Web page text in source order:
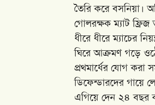
তৈরি করে বসনিয়া।
গোলরক্ষক ম্যাট ফ্রিজ
ধীরে ধীরে ম্যাচের
ঘিরে আক্রমণ গড়ে
প্রথমার্ধের যোগ করা
ডিফেন্ডারদের গায়ে
এগিয়ে দেন ২৪ বছর